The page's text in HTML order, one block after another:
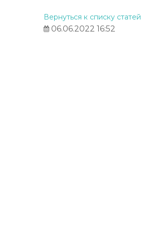
Вернуться к списку статей
06.06.2022 16:52